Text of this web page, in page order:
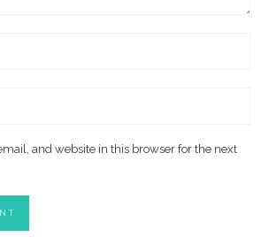
and website in this browser for the next